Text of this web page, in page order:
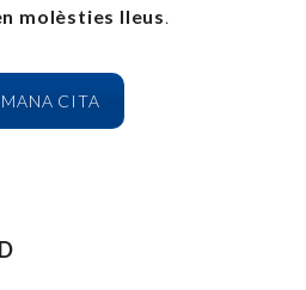
molèsties lleus.
CITA